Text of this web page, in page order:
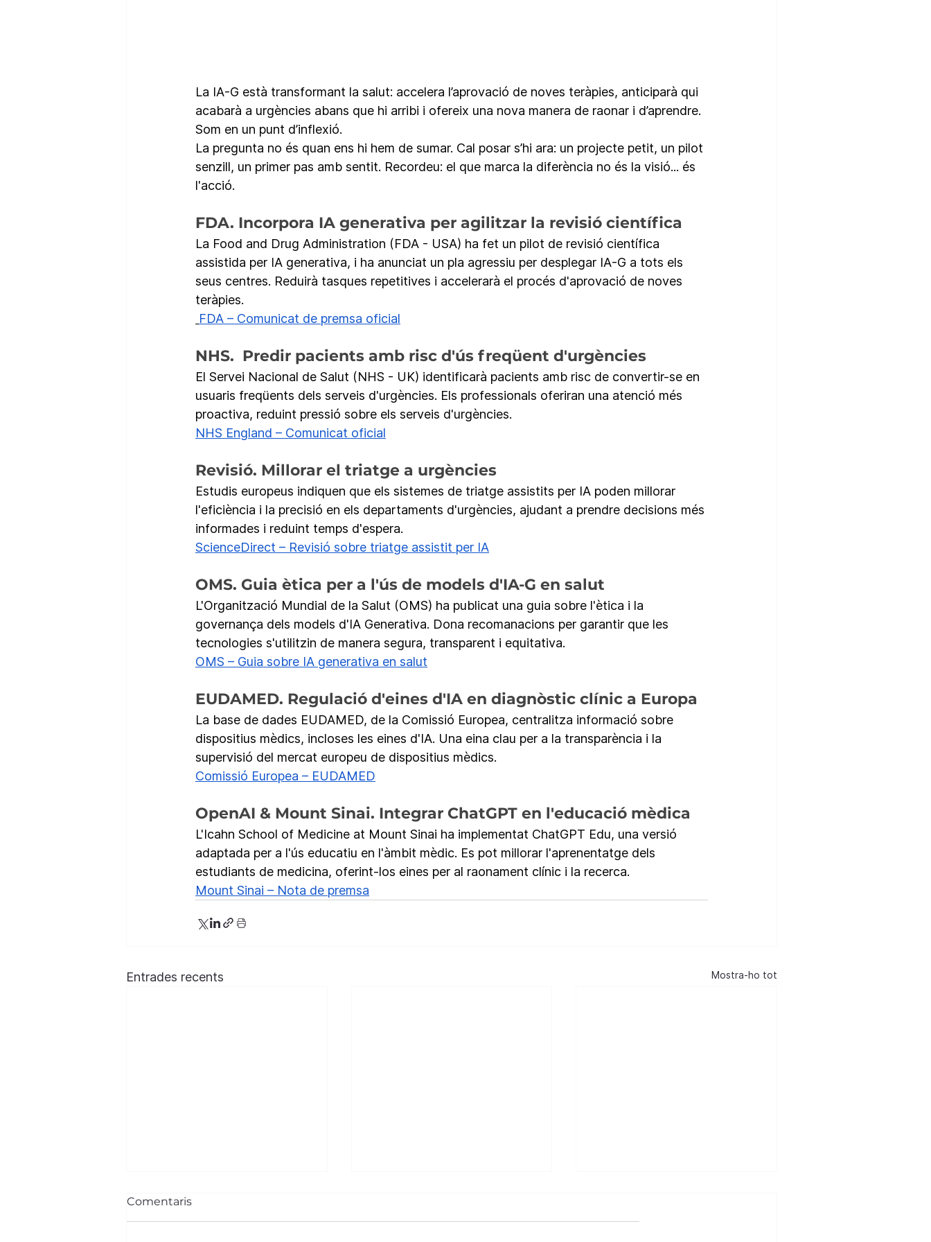
La IA-G està transformant la salut: accelera l’aprovació de noves teràpies, anticiparà qui
acabarà a urgències abans que hi arribi i ofereix una nova manera de raonar i d’aprendre.
Som en un punt d’inflexió.
La pregunta no és quan ens hi hem de sumar. Cal posar s’hi ara: un projecte petit, un pilot
senzill, un primer pas amb sentit. Recordeu: el que marca la diferència no és la visió... és
l'acció.
FDA. Incorpora IA generativa per agilitzar la revisió científica
La Food and Drug Administration (FDA - USA) ha fet un pilot de revisió científica
assistida per IA generativa, i ha anunciat un pla agressiu per desplegar IA-G a tots els
seus centres. Reduirà tasques repetitives i accelerarà el procés d'aprovació de noves
teràpies.
FDA – Comunicat de premsa oficial
NHS.  Predir pacients amb risc d'ús freqüent d'urgències
El Servei Nacional de Salut (NHS - UK) identificarà pacients amb risc de convertir-se en
usuaris freqüents dels serveis d'urgències. Els professionals oferiran una atenció més
proactiva, reduint pressió sobre els serveis d'urgències.
NHS England – Comunicat oficial
Revisió. Millorar el triatge a urgències
Estudis europeus indiquen que els sistemes de triatge assistits per IA poden millorar
l'eficiència i la precisió en els departaments d'urgències, ajudant a prendre decisions més
informades i reduint temps d'espera.
ScienceDirect – Revisió sobre triatge assistit per IA
OMS. Guia ètica per a l'ús de models d'IA-G en salut
L'Organització Mundial de la Salut (OMS) ha publicat una guia sobre l'ètica i la
governança dels models d'IA Generativa. Dona recomanacions per garantir que les
tecnologies s'utilitzin de manera segura, transparent i equitativa.
OMS – Guia sobre IA generativa en salut
EUDAMED. Regulació d'eines d'IA en diagnòstic clínic a Europa
La base de dades EUDAMED, de la Comissió Europea, centralitza informació sobre
dispositius mèdics, incloses les eines d'IA. Una eina clau per a la transparència i la
supervisió del mercat europeu de dispositius mèdics.
Comissió Europea – EUDAMED
OpenAI & Mount Sinai. Integrar ChatGPT en l'educació mèdica
L'Icahn School of Medicine at Mount Sinai ha implementat ChatGPT Edu, una versió
adaptada per a l'ús educatiu en l'àmbit mèdic. Es pot millorar l'aprenentatge dels
estudiants de medicina, oferint-los eines per al raonament clínic i la recerca.
Mount Sinai – Nota de premsa
Entrades recents Mostra-ho tot
Comentaris